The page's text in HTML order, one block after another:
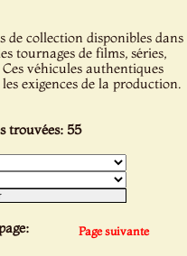
de collection disponibles dans
tournages de films, séries,
véhicules authentiques
exigences de la production.
trouvées: 55
Page suivante